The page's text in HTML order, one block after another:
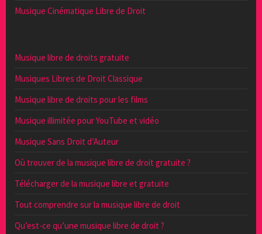
Musique Cinématique Libre de Droit
Musique libre de droits gratuite
Musiques Libres de Droit Classique
Musique libre de droits pour les films
Musique illimitée pour YouTube et vidéo
Musique Sans Droit d’Auteur
Où trouver de la musique libre de droit gratuite ?
Télécharger de la musique libre et gratuite
Tout comprendre sur la musique libre de droit
Qu’est-ce qu’une musique libre de droit ?